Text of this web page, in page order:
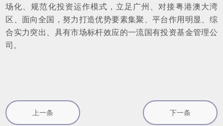
场化、规范化投资运作模式，立足广州、对接粤港澳大湾
区、面向全国，努力打造优势要素集聚、平台作用明显、综
合实力突出、具有市场标杆效应的一流国有投资基金管理公
司。
上一条 下一条